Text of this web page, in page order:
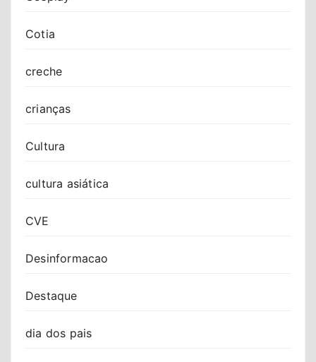
Cotia
creche
crianças
Cultura
cultura asiática
CVE
Desinformacao
Destaque
dia dos pais